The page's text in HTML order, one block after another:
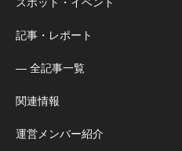
記事・レポート
― 全記事一覧
関連情報
運営メンバー紹介